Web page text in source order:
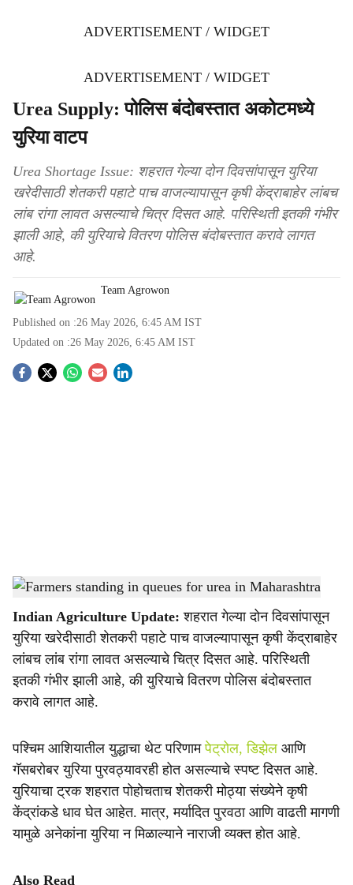
ADVERTISEMENT / WIDGET
ADVERTISEMENT / WIDGET
Urea Supply: पोलिस बंदोबस्तात अकोटमध्ये
युरिया वाटप
Urea Shortage Issue: शहरात गेल्या दोन दिवसांपासून युरिया
खरेदीसाठी शेतकरी पहाटे पाच वाजल्यापासून कृषी केंद्राबाहेर लांबच
लांब रांगा लावत असल्याचे चित्र दिसत आहे. परिस्थिती इतकी गंभीर
झाली आहे, की युरियाचे वितरण पोलिस बंदोबस्तात करावे लागत
आहे.
Team Agrowon
Published on :26 May 2026, 6:45 AM IST
Updated on :26 May 2026, 6:45 AM IST
S
a
r
e
Farmers standing in queues for urea in Maharashtra -Agrowon
Indian Agriculture Update: शहरात गेल्या दोन दिवसांपासून
युरिया खरेदीसाठी शेतकरी पहाटे पाच वाजल्यापासून कृषी केंद्राबाहेर
लांबच लांब रांगा लावत असल्याचे चित्र दिसत आहे. परिस्थिती
इतकी गंभीर झाली आहे, की युरियाचे वितरण पोलिस बंदोबस्तात
करावे लागत आहे.
पश्‍चिम आशियातील युद्धाचा थेट परिणामपेट्रोल, डिझेल आणि
गॅसबरोबर युरिया पुरवठ्यावरही होत असल्याचे स्पष्ट दिसत आहे.
युरियाचा ट्रक शहरात पोहोचताच शेतकरी मोठ्या संख्येने कृषी
केंद्रांकडे धाव घेत आहेत. मात्र, मर्यादित पुरवठा आणि वाढती मागणी
यामुळे अनेकांना युरिया न मिळाल्याने नाराजी व्यक्त होत आहे.
Also Read